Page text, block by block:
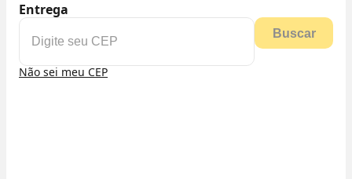
Entrega
Buscar
Não sei meu CEP